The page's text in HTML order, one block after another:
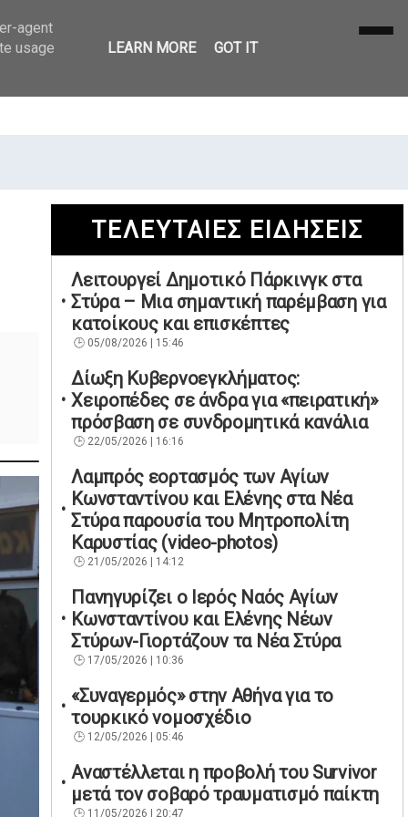
ΤΕΛΕΥΤΑΙΕΣ ΕΙΔΗΣΕΙΣ
Λειτουργεί Δημοτικό Πάρκινγκ στα
Στύρα – Μια σημαντική παρέμβαση για
κατοίκους και επισκέπτες
05/08/2026 | 15:46
Δίωξη Κυβερνοεγκλήματος:
Χειροπέδες σε άνδρα για «πειρατική»
πρόσβαση σε συνδρομητικά κανάλια
22/05/2026 | 16:16
Λαμπρός εορτασμός των Αγίων
Κωνσταντίνου και Ελένης στα Νέα
Στύρα παρουσία του Μητροπολίτη
Καρυστίας (video-photos)
21/05/2026 | 14:12
Πανηγυρίζει ο Ιερός Ναός Αγίων
Κωνσταντίνου και Ελένης Νέων
Στύρων-Γιορτάζουν τα Νέα Στύρα
17/05/2026 | 10:36
«Συναγερμός» στην Αθήνα για το
τουρκικό νομοσχέδιο
12/05/2026 | 05:46
Αναστέλλεται η προβολή του Survivor
μετά τον σοβαρό τραυματισμό παίκτη
11/05/2026 | 20:47
agent
usage
LEARN MORE GOT IT